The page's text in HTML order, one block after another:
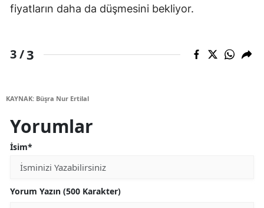
fiyatların daha da düşmesini bekliyor.
3 /3
KAYNAK: Büşra Nur Ertilal
Yorumlar
İsim*
Yorum Yazın (500 Karakter)